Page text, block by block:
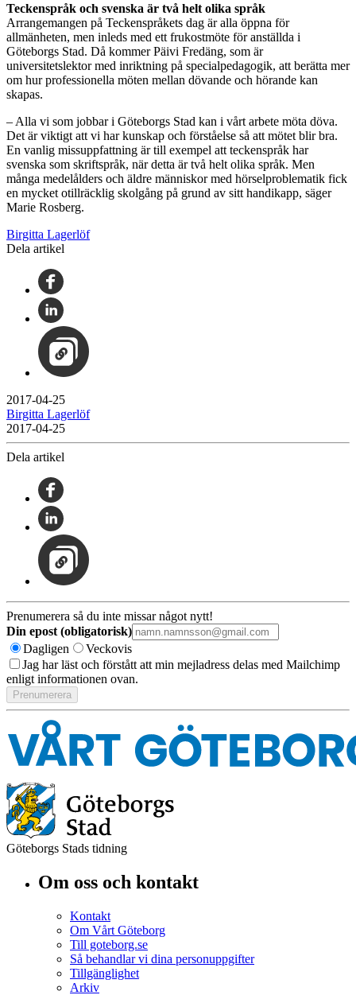
Teckenspråk och svenska är två helt olika språk
Arrangemangen på Teckenspråkets dag är alla öppna för
allmänheten, men inleds med ett frukostmöte för anställda i
Göteborgs Stad. Då kommer Päivi Fredäng, som är
universitetslektor med inriktning på specialpedagogik, att berätta mer
om hur professionella möten mellan dövande och hörande kan
skapas.
– Alla vi som jobbar i Göteborgs Stad kan i vårt arbete möta döva.
Det är viktigt att vi har kunskap och förståelse så att mötet blir bra.
En vanlig missuppfattning är till exempel att teckenspråk har
svenska som skriftspråk, när detta är två helt olika språk. Men
många medelålders och äldre människor med hörselproblematik fick
en mycket otillräcklig skolgång på grund av sitt handikapp, säger
Marie Rosberg.
Birgitta Lagerlöf
Dela artikel
2017-04-25
Birgitta Lagerlöf
2017-04-25
Dela artikel
Prenumerera så du inte missar något nytt!
Din epost (obligatorisk)
Dagligen
Veckovis
Jag har läst och förstått att min mejladress delas med Mailchimp
enligt informationen ovan.
Göteborgs Stads tidning
Om oss och kontakt
Kontakt
Om Vårt Göteborg
Till goteborg.se
Så behandlar vi dina personuppgifter
Tillgänglighet
Arkiv